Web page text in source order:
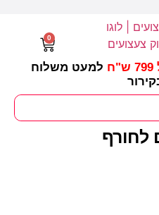
למעט משלוח
0
לחורף